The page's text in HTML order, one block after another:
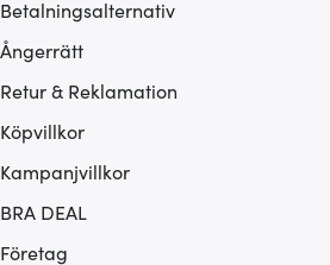
Betalningsalternativ
Ångerrätt
Retur & Reklamation
Köpvillkor
Kampanjvillkor
BRA DEAL
Företag